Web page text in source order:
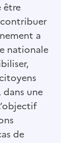
être
a
nationale
une
de